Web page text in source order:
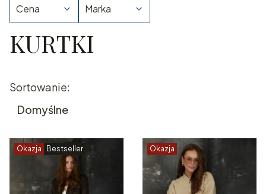
Cena Marka
Koniec filtrów
KURTKI
Lista produktów
Sortowanie:
Domyślne
Okazja Bestseller Okazja